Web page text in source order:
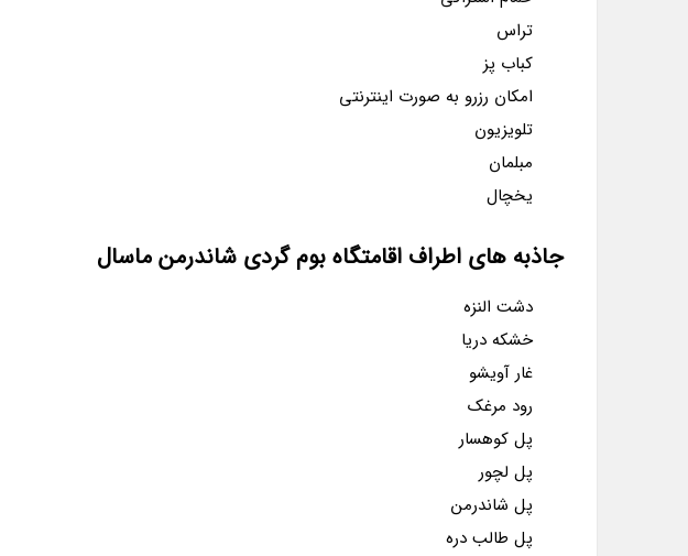
تراس
کباب پز
امکان رزرو به صورت اینترنتی
تلویزیون
مبلمان
یخچال
جاذبه های اطراف اقامتگاه بوم گردی شاندرمن ماسال
دشت النزه
خشکه دریا
غار آویشو
رود مرغک
پل کوهسار
پل لچور
پل شاندرمن
پل طالب دره